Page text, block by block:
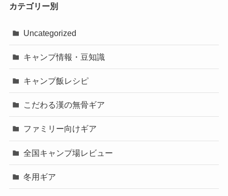
カテゴリー別
Uncategorized
キャンプ情報・豆知識
キャンプ飯レシピ
こだわる漢の無骨ギア
ファミリー向けギア
全国キャンプ場レビュー
冬用ギア